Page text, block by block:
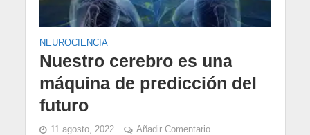
NEUROCIENCIA
Nuestro cerebro es una
máquina de predicción del
futuro
11 agosto, 2022 Añadir Comentario